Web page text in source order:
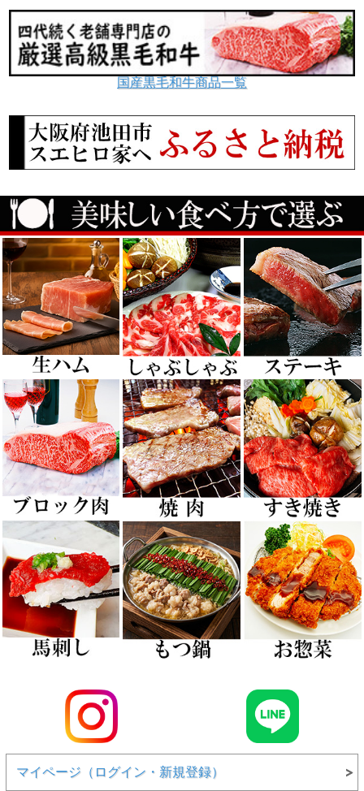
国産黒毛和牛商品一覧
マイページ（ログイン・新規登録）